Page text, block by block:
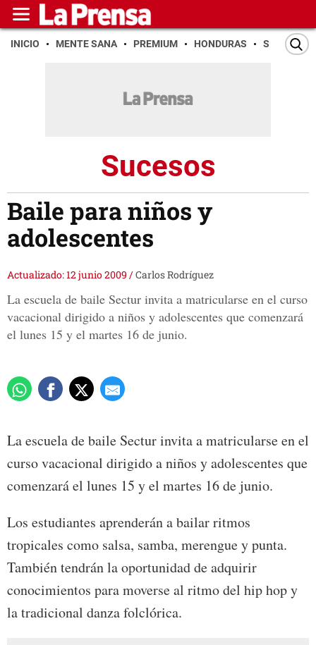
INICIO MENTE SANA PREMIUM HONDURAS SAN PEDRO
Sucesos
Baile para niños y
adolescentes
Actualizado: 12 junio 2009 /Carlos Rodríguez
La escuela de baile Sectur invita a matricularse en el curso
vacacional dirigido a niños y adolescentes que comenzará
el lunes 15 y el martes 16 de junio.
La escuela de baile Sectur invita a matricularse en el
curso vacacional dirigido a niños y adolescentes que
comenzará el lunes 15 y el martes 16 de junio.
Los estudiantes aprenderán a bailar ritmos
tropicales como salsa, samba, merengue y punta.
También tendrán la oportunidad de adquirir
conocimientos para moverse al ritmo del hip hop y
la tradicional danza folclórica.